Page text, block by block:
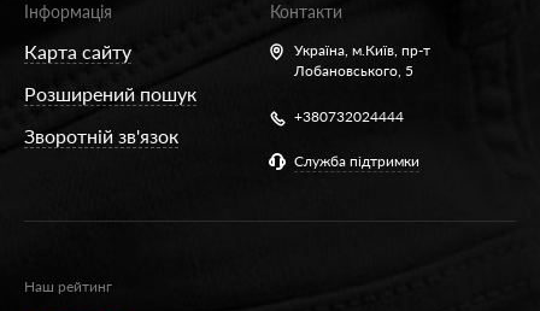
Інформація
Карта сайту
Розширений пошук
Зворотній зв'язок
Контакти
Україна, м.Київ, пр-т
Лобановського, 5
+380732024444
Служба підтримки
Наш рейтинг